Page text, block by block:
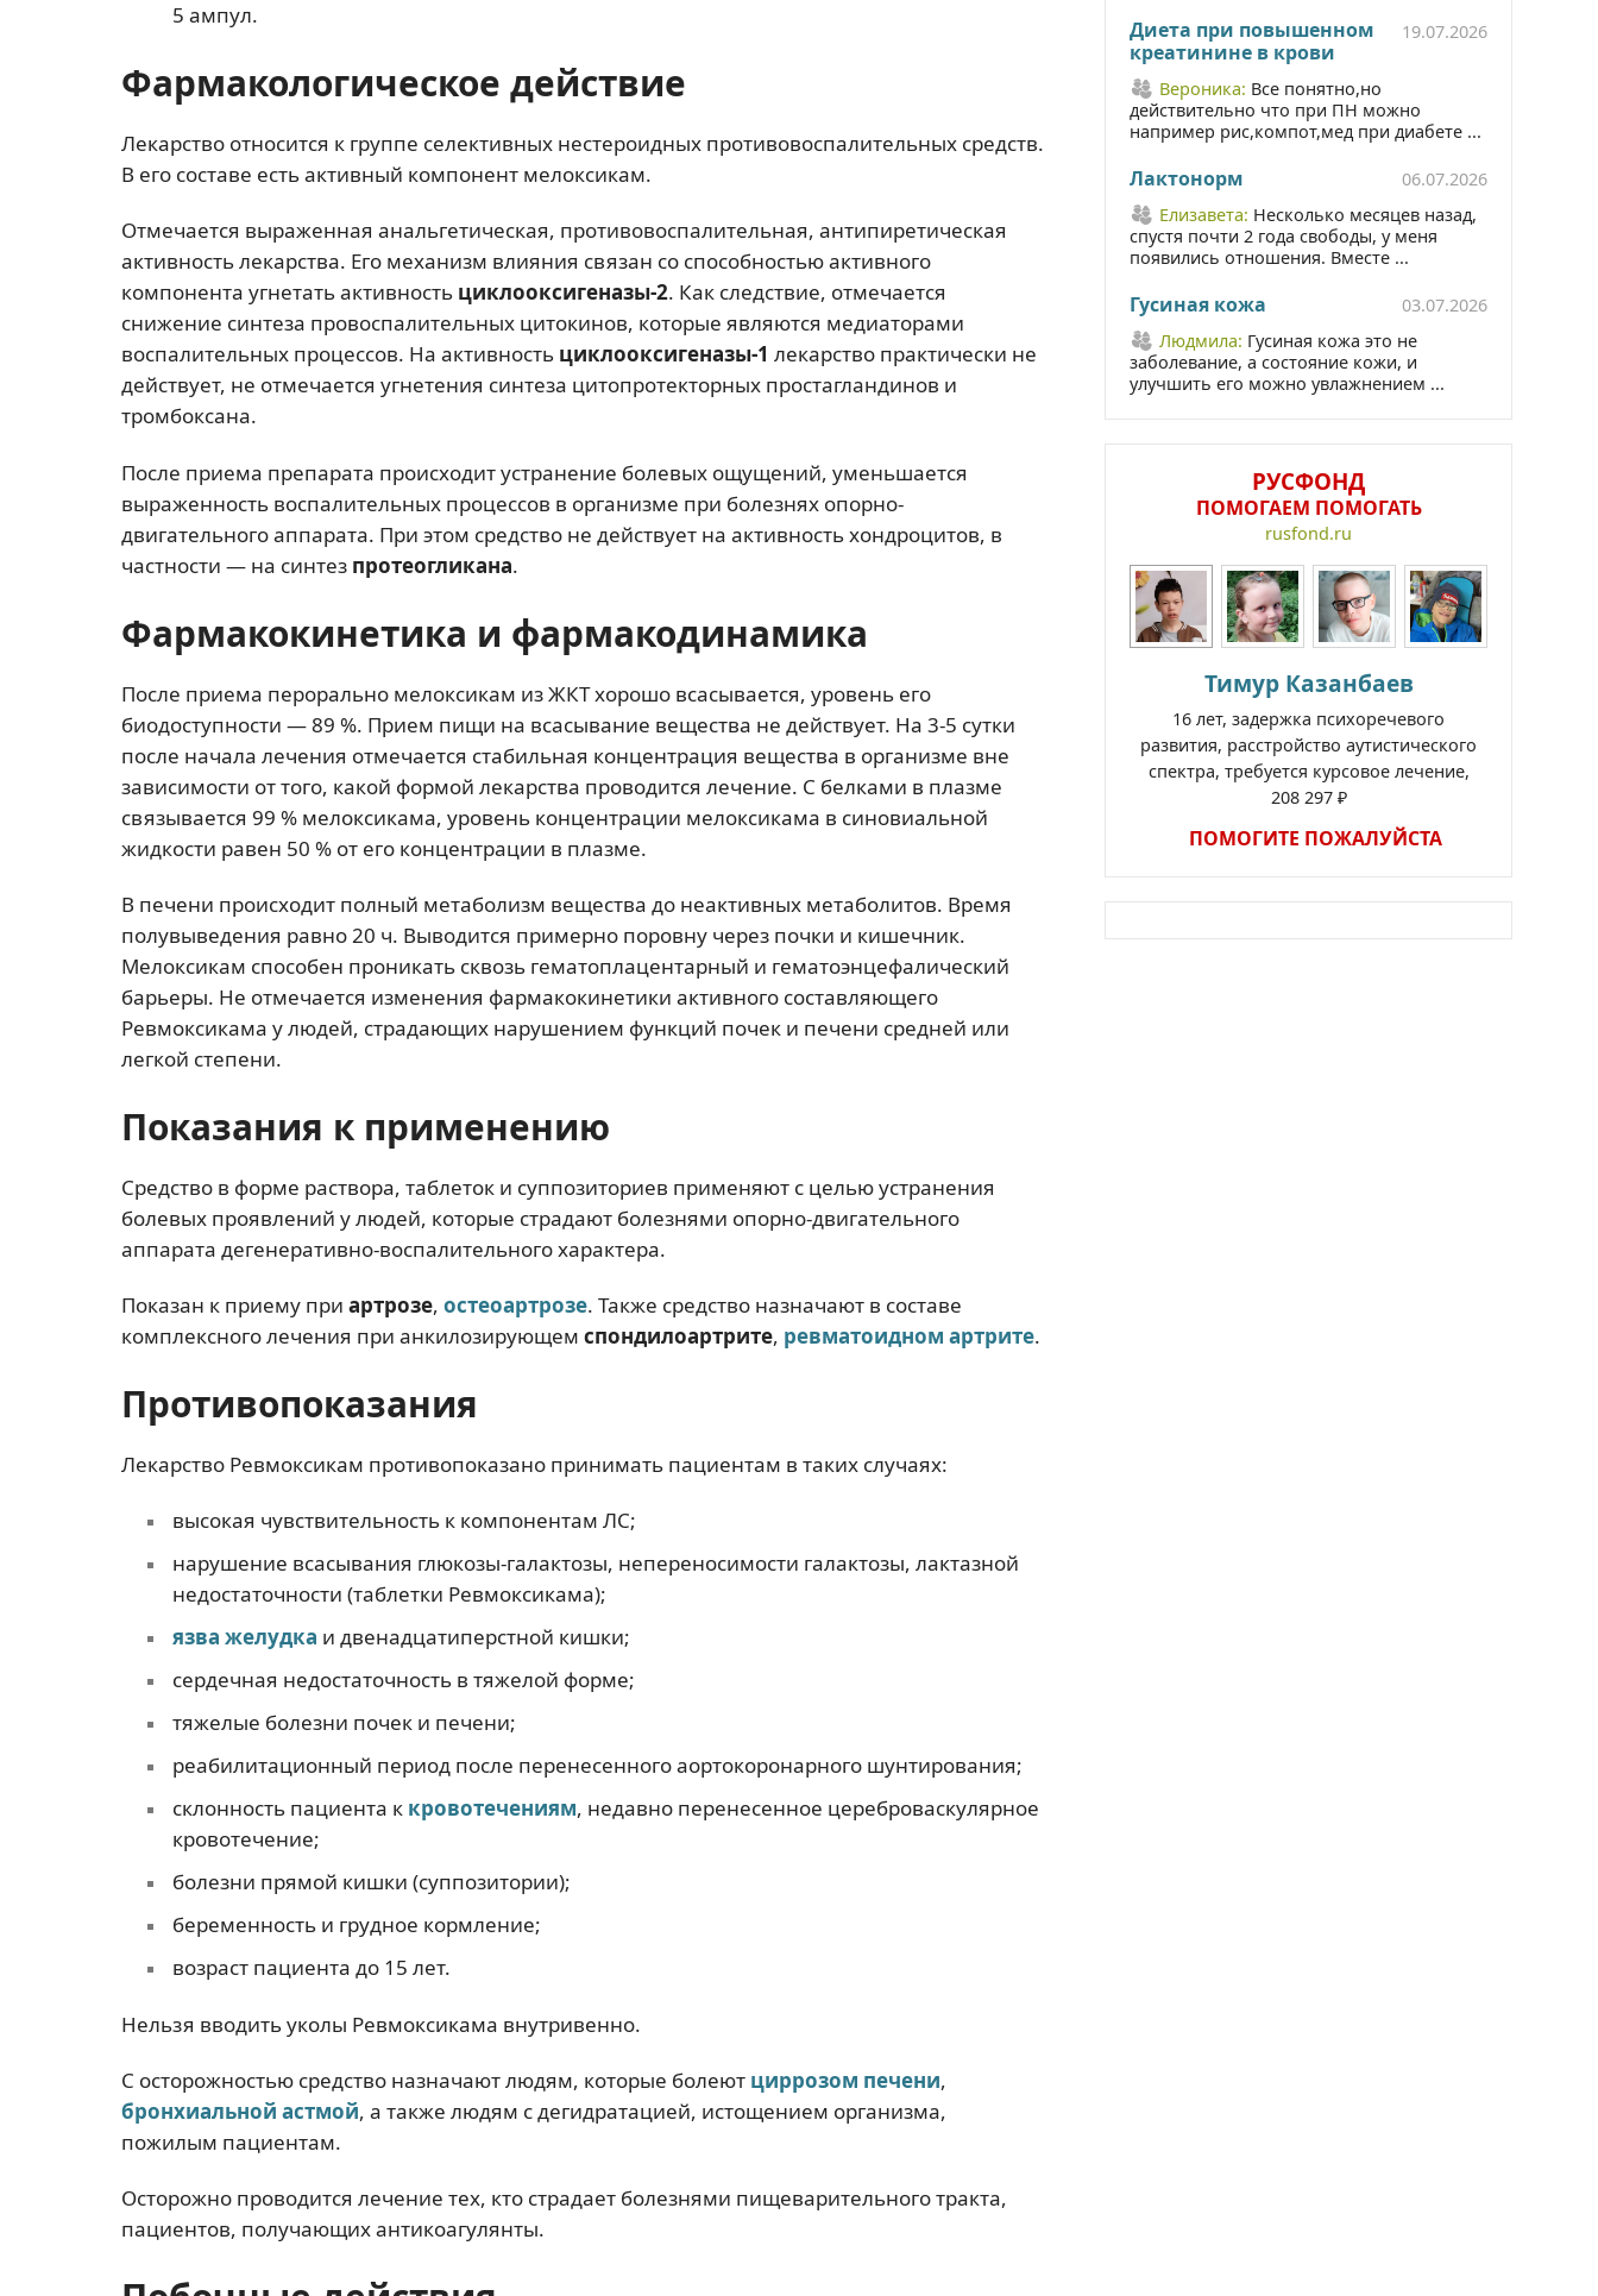
5 ампул.
Фармакологическое действие
Лекарство относится к группе селективных нестероидных противовоспалительных средств.
В его составе есть активный компонент мелоксикам.
Отмечается выраженная анальгетическая, противовоспалительная, антипиретическая
активность лекарства. Его механизм влияния связан со способностью активного
компонента угнетать активность циклооксигеназы-2. Как следствие, отмечается
снижение синтеза провоспалительных цитокинов, которые являются медиаторами
воспалительных процессов. На активность циклооксигеназы-1 лекарство практически не
действует, не отмечается угнетения синтеза цитопротекторных простагландинов и
тромбоксана.
После приема препарата происходит устранение болевых ощущений, уменьшается
выраженность воспалительных процессов в организме при болезнях опорно-
двигательного аппарата. При этом средство не действует на активность хондроцитов, в
частности — на синтез протеогликана.
Фармакокинетика и фармакодинамика
После приема перорально мелоксикам из ЖКТ хорошо всасывается, уровень его
биодоступности — 89 %. Прием пищи на всасывание вещества не действует. На 3-5 сутки
после начала лечения отмечается стабильная концентрация вещества в организме вне
зависимости от того, какой формой лекарства проводится лечение. С белками в плазме
связывается 99 % мелоксикама, уровень концентрации мелоксикама в синовиальной
жидкости равен 50 % от его концентрации в плазме.
В печени происходит полный метаболизм вещества до неактивных метаболитов. Время
полувыведения равно 20 ч. Выводится примерно поровну через почки и кишечник.
Мелоксикам способен проникать сквозь гематоплацентарный и гематоэнцефалический
барьеры. Не отмечается изменения фармакокинетики активного составляющего
Ревмоксикама у людей, страдающих нарушением функций почек и печени средней или
легкой степени.
Показания к применению
Средство в форме раствора, таблеток и суппозиториев применяют с целью устранения
болевых проявлений у людей, которые страдают болезнями опорно-двигательного
аппарата дегенеративно-воспалительного характера.
Показан к приему при артрозе, остеоартрозе. Также средство назначают в составе
комплексного лечения при анкилозирующем спондилоартрите, ревматоидном артрите.
Противопоказания
Лекарство Ревмоксикам противопоказано принимать пациентам в таких случаях:
высокая чувствительность к компонентам ЛС;
нарушение всасывания глюкозы-галактозы, непереносимости галактозы, лактазной
недостаточности (таблетки Ревмоксикама);
язва желудка и двенадцатиперстной кишки;
сердечная недостаточность в тяжелой форме;
тяжелые болезни почек и печени;
реабилитационный период после перенесенного аортокоронарного шунтирования;
склонность пациента к кровотечениям, недавно перенесенное цереброваскулярное
кровотечение;
болезни прямой кишки (суппозитории);
беременность и грудное кормление;
возраст пациента до 15 лет.
Нельзя вводить уколы Ревмоксикама внутривенно.
С осторожностью средство назначают людям, которые болеют циррозом печени,
бронхиальной астмой, а также людям с дегидратацией, истощением организма,
пожилым пациентам.
Осторожно проводится лечение тех, кто страдает болезнями пищеварительного тракта,
пациентов, получающих антикоагулянты.
Диета при повышенном
креатинине в крови
19.07.2026
Вероника: Все понятно,но
действительно что при ПН можно
например рис,компот,мед при диабете ...
Лактонорм
06.07.2026
Елизавета: Несколько месяцев назад,
спустя почти 2 года свободы, у меня
появились отношения. Вместе ...
Гусиная кожа
03.07.2026
Людмила: Гусиная кожа это не
заболевание, а состояние кожи, и
улучшить его можно увлажнением ...
РУСФОНД
ПОМОГАЕМ ПОМОГАТЬ
rusfond.ru
Тимур Казанбаев
16 лет, задержка психоречевого
развития, расстройство аутистического
спектра, требуется курсовое лечение,
208 297 ₽
ПОМОГИТЕ ПОЖАЛУЙСТА